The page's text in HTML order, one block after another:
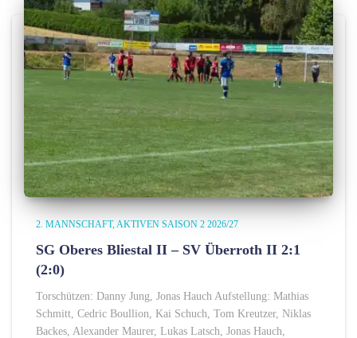
2. MANNSCHAFT AKTIVEN SAISON 2 2026/27
SG Oberes Bliestal II – SV Überroth II 2:1
(2:0)
Torschützen: Danny Jung, Jonas Hauch Aufstellung: Mathias
Schmitt, Cedric Boullion, Kai Schuch, Tom Kreutzer, Niklas
Backes, Alexander Maurer, Lukas Latsch, Jonas Hauch,